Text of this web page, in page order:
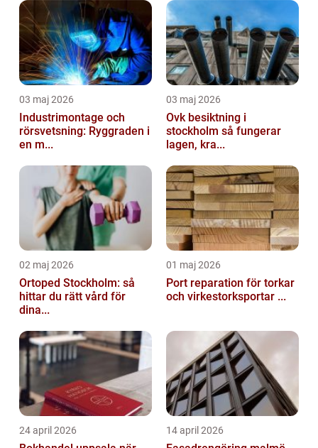
03 maj 2026
Industrimontage och
rörsvetsning: Ryggraden i
en m...
03 maj 2026
Ovk besiktning i
stockholm så fungerar
lagen, kra...
02 maj 2026
Ortoped Stockholm: så
hittar du rätt vård för
dina...
01 maj 2026
Port reparation för torkar
och virkestorksportar ...
24 april 2026 14 april 2026